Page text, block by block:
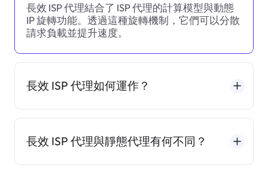
長效 ISP 代理結合了 ISP 代理的計算模型與動態
IP 旋轉功能。透過這種旋轉機制，它們可以分散
請求負載並提升速度。
長效 ISP 代理如何運作？
長效 ISP 代理與靜態代理有何不同？